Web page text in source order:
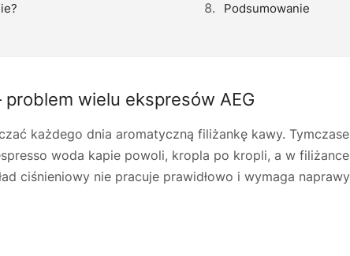
Podsumowanie
problem wielu ekspresów AEG
każdego dnia aromatyczną filiżankę kawy.
woda kapie powoli, kropla po kropli, a w
ciśnieniowy nie pracuje prawidłowo i wymaga